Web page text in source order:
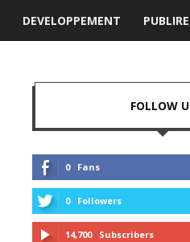
DEVELOPPEMENT
FOLLOW
0 Fans
0 Followers
14,700 Subscribers